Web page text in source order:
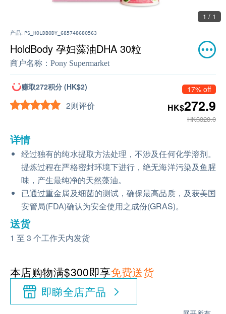
1 / 1
产品: PS_HOLDBODY_685748680563
HoldBody 孕妇藻油DHA 30粒
商户名称： Pony Supermarket
赚取272积分 (HK$2)
2则评价
17% off
HK$272.9
HK$328.0
详情
经过独有的纯水提取方法处理，不涉及任何化学溶剂。
提炼过程在严格密封环境下进行，绝无海洋污染及鱼腥
味，产生最纯净的天然藻油。
已通过重金属及细菌的测试，确保最高品质，及获美国
安管局(FDA)确认为安全使用之成份(GRAS)。
送货
1 至 3 个工作天内发货
本店购物满$300即享免费送货
即睇全店产品